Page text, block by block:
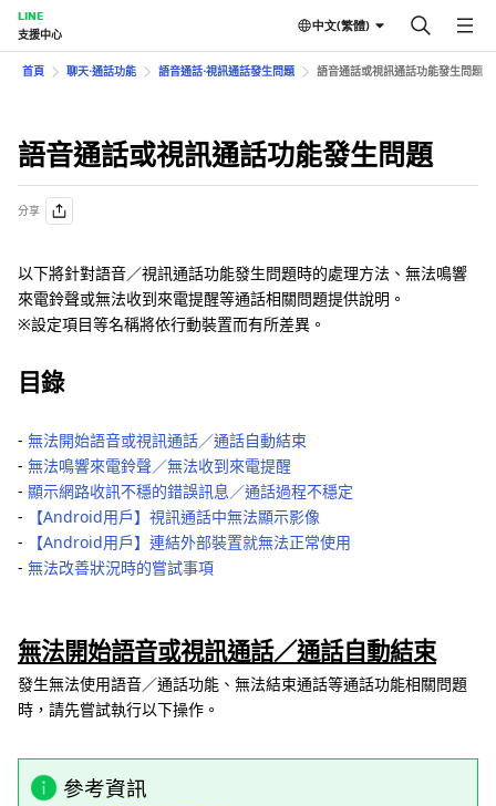
LINE
支援中心
中文(繁體)
首頁 聊天⋅通話功能 語音通話⋅視訊通話發生問題 語音通話或視訊通話功能發生問題
語音通話或視訊通話功能發生問題
分享
以下將針對語音／視訊通話功能發生問題時的處理方法、無法鳴響
來電鈴聲或無法收到來電提醒等通話相關問題提供說明。
※設定項目等名稱將依行動裝置而有所差異。
目錄
- 無法開始語音或視訊通話／通話自動結束
- 無法鳴響來電鈴聲／無法收到來電提醒
- 顯示網路收訊不穩的錯誤訊息／通話過程不穩定
-
【Android用戶】視訊通話中無法顯示影像
-
【Android用戶】連結外部裝置就無法正常使用
- 無法改善狀況時的嘗試事項
無法開始語音或視訊通話／通話自動結束
發生無法使用語音／通話功能、無法結束通話等通話功能相關問題
時，請先嘗試執行以下操作。
參考資訊